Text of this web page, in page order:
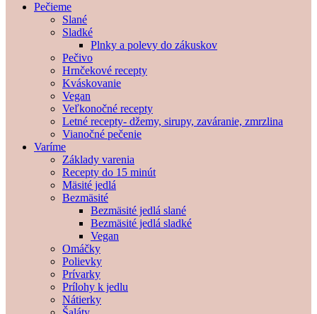
Pečieme
Slané
Sladké
Plnky a polevy do zákuskov
Pečivo
Hrnčekové recepty
Kváskovanie
Vegan
Veľkonočné recepty
Letné recepty- džemy, sirupy, zaváranie, zmrzlina
Vianočné pečenie
Varíme
Základy varenia
Recepty do 15 minút
Mäsité jedlá
Bezmäsité
Bezmäsité jedlá slané
Bezmäsité jedlá sladké
Vegan
Omáčky
Polievky
Prívarky
Prílohy k jedlu
Nátierky